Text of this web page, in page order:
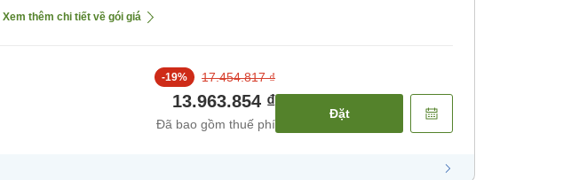
Xem thêm chi tiết về gói giá
-19% 17.454.817 ₫
13.963.854 ₫
Đã bao gồm thuế phí
Đặt